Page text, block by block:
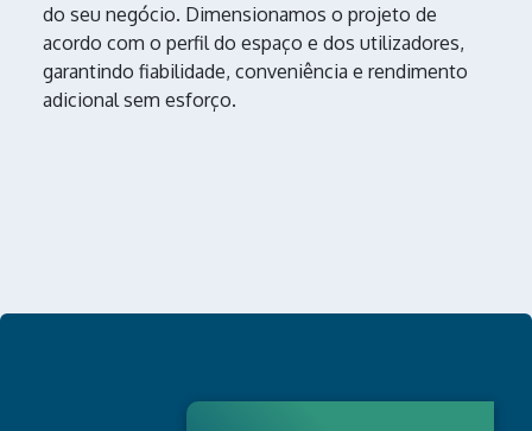
do seu negócio. Dimensionamos o projeto de
acordo com o perfil do espaço e dos utilizadores,
garantindo fiabilidade, conveniência e rendimento
adicional sem esforço.